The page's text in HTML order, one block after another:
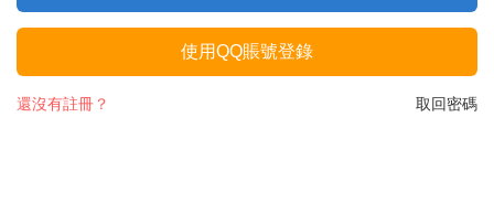
使用QQ賬號登錄
取回密碼
還沒有註冊？